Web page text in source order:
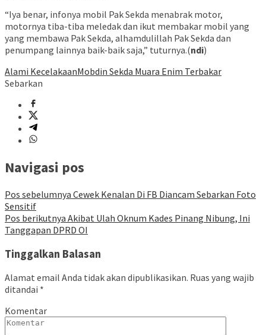
“Iya benar, infonya mobil Pak Sekda menabrak motor,
motornya tiba-tiba meledak dan ikut membakar mobil yang
yang membawa Pak Sekda, alhamdulillah Pak Sekda dan
penumpang lainnya baik-baik saja,” tuturnya.(ndi)
Alami KecelakaanMobdin Sekda Muara Enim Terbakar
Sebarkan
Navigasi pos
Pos sebelumnya Cewek Kenalan Di FB Diancam Sebarkan Foto
Sensitif
Pos berikutnya Akibat Ulah Oknum Kades Pinang Nibung, Ini
Tanggapan DPRD OI
Tinggalkan Balasan
Alamat email Anda tidak akan dipublikasikan. Ruas yang wajib
ditandai *
Komentar